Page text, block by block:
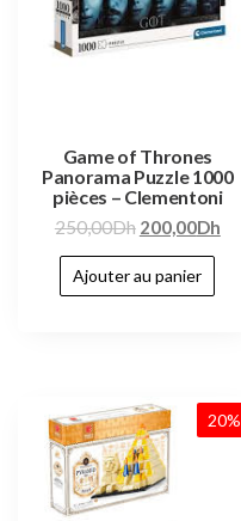
Game of Thrones
Panorama Puzzle 1000
pièces – Clementoni
250,00Dh 200,00Dh
Ajouter au panier
20%